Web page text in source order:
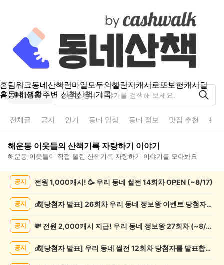
홈팀워크동네산책런마일모두의챌린지캐시로또보험캐시딜
홈동네 생활주변 산책산책 기록
해운동
전체글 공지 인기 동네 일상 동네 정보 맛집 추천 분
해운동 이웃들의 산책기록 자랑하기 이야기
해운동 이웃들이 직접 올린 산책기록 자랑하기 이야기를 모아봐요
공지 전원 1,000캐시! 🥳 우리 동네 썰전 14회차 OPEN (~8/17)
공지 💰[당첨자 발표] 26회차 우리 동네 정보왕 이벤트 당첨자를 발표합니다!
공지 💸 전원 2,000캐시 지급! 우리 동네 정보왕 27회차 (~8/10)
공지 💰[당첨자 발표] 우리 동네 썰전 12회차 당첨자를 발표합니다!